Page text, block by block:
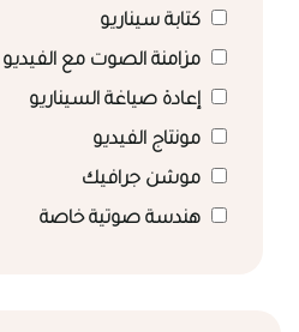
كتابة سيناريو
مزامنة الصوت مع الفيديو
إعادة صياغة السيناريو
مونتاج الفيديو
موشن جرافيك
هندسة صوتية خاصة